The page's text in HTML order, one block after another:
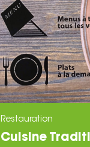
Restauration
Cuisine